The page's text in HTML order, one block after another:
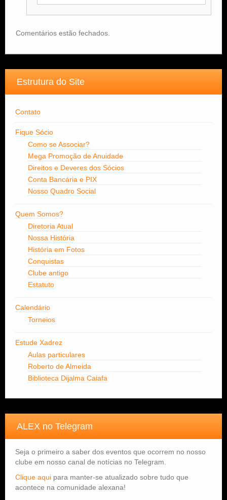
Comentários estão fechados.
Estrutura do Site
Contato
Fique Sócio
Como se Associar?
Mega Promoção de Anuidade
Direitos e Deveres dos Sócios
Conta Bancária e PIX
Nosso Quadro Social
Quem Somos?
Diretoria Atual
Nossa História
História em Fotos
Conquistas
Clube antigo
Estatuto
Calendário
Torneios
Estude Xadrez
Aulas particulares
Roberto de Almeida
Biblioteca Dijalma Caiafa
ALEX no Telegram
Seja o primeiro a saber dos eventos que ocorrem no nosso
clube em nosso canal de notícias no Telegram.
Clique aqui para manter-se atualizado sobre tudo que
acontece na comunidade alexana!